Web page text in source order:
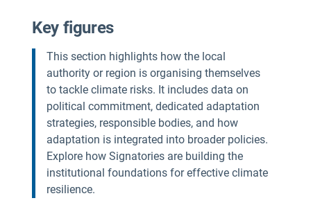
Key figures
This section highlights how the local
authority or region is organising themselves
to tackle climate risks. It includes data on
political commitment, dedicated adaptation
strategies, responsible bodies, and how
adaptation is integrated into broader policies.
Explore how Signatories are building the
institutional foundations for effective climate
resilience.